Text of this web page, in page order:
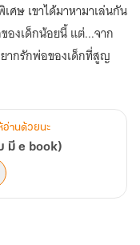
ศษ เขาได้มาหามาเล่นกัน
งเด็กน้อยนี้ แต่...จาก
ากรักพ่อของเด็กที่สูญ
อ่านด้วยนะ
มี e book)